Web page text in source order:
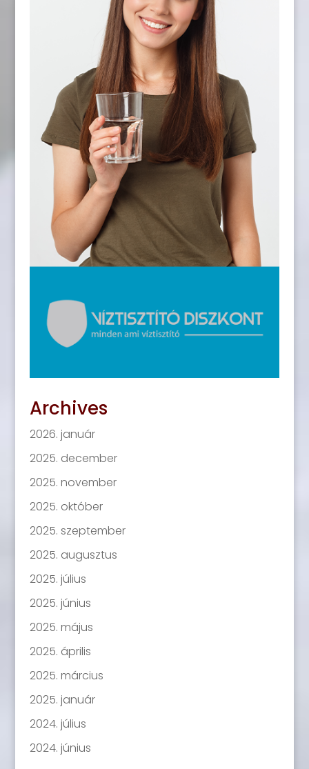
Archives
2026. január
2025. december
2025. november
2025. október
2025. szeptember
2025. augusztus
2025. július
2025. június
2025. május
2025. április
2025. március
2025. január
2024. július
2024. június